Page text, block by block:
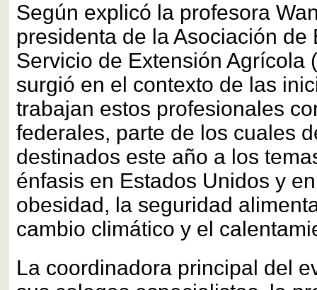
Según explicó la profesora
presidenta de la Asociación de
Servicio de Extensión Agrícola
surgió en el contexto de las
trabajan estos profesionales
federales, parte de los cuales
destinados este año a los
énfasis en Estados Unidos y
obesidad, la seguridad
cambio climático y el
La coordinadora principal del